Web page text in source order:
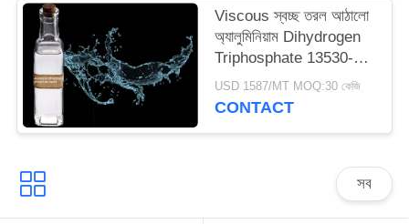
Viscous স্বচ্ছ তরল আঠালো
অ্যালুমিনিয়াম Dihydrogen
Triphosphate 13530-50-
2
USD 1587/MT MOQ:30 কেজি
CONTACT
সব